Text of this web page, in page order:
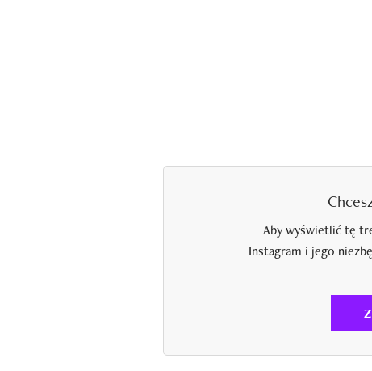
Aby wyświetlić tę
Instagram i jego